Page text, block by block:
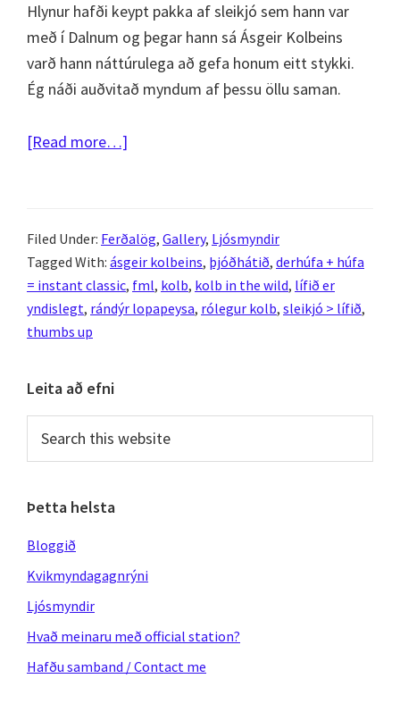
Hlynur hafði keypt pakka af sleikjó sem hann var
með í Dalnum og þegar hann sá Ásgeir Kolbeins
varð hann náttúrulega að gefa honum eitt stykki.
Ég náði auðvitað myndum af þessu öllu saman.
[Read more…]
wild
vol.
1
–
Filed Under: Ferðalög, Gallery, Ljósmyndir
Tagged With: ásgeir kolbeins, þjóðhátið, derhúfa + húfa
= instant classic, fml, kolb, kolb in the wild, lífið er
yndislegt, rándýr lopapeysa, rólegur kolb, sleikjó > lífið,
thumbs up
Primary
Sidebar
Leita að efni
this
Þetta helsta
Bloggið
Kvikmyndagagnrýni
Ljósmyndir
Hvað meinaru með official station?
Hafðu samband / Contact me